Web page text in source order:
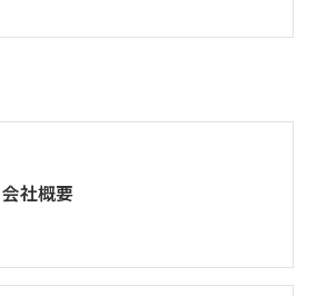
会社概要